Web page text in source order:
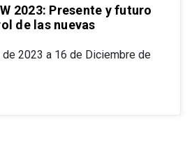
2023: Presente y futuro
de las nuevas
2023 a 16 de Diciembre de